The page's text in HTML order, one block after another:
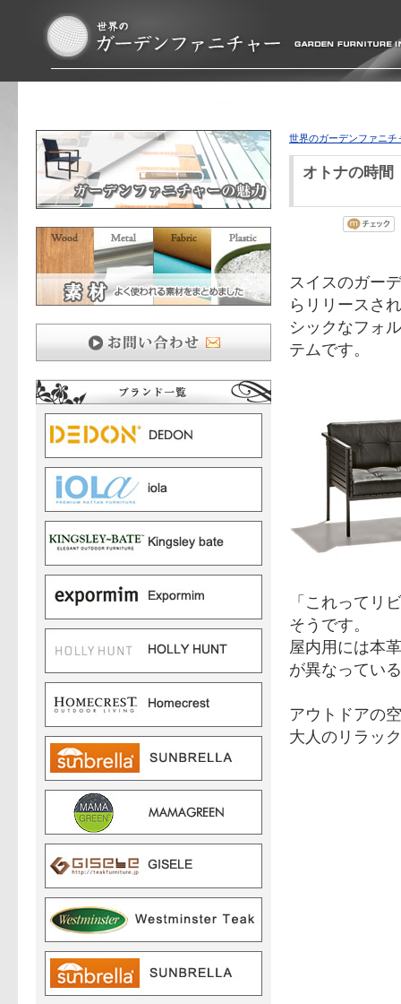
世界のガーデンファニチ
オトナの時間
スイスのガー
らリリースさ
シックなフォ
テムです。
「これってリ
そうです。
屋内用には本
が異なってい
アウトドアの
大人のリラッ